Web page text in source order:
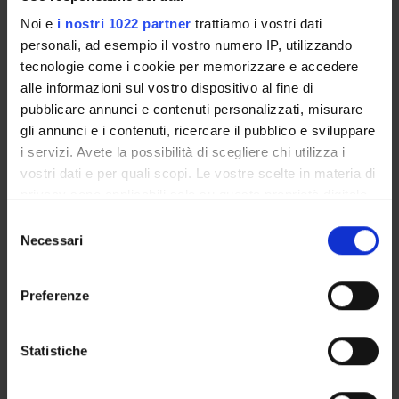
Noi e i nostri 1022 partner trattiamo i vostri dati
personali, ad esempio il vostro numero IP, utilizzando
tecnologie come i cookie per memorizzare e accedere
alle informazioni sul vostro dispositivo al fine di
pubblicare annunci e contenuti personalizzati, misurare
gli annunci e i contenuti, ricercare il pubblico e sviluppare
i servizi. Avete la possibilità di scegliere chi utilizza i
vostri dati e per quali scopi. Le vostre scelte in materia di
modificare o revocare il proprio consenso in qualsiasi
momento dalla Dichiarazione sui cookie o facendo clic
raccogliere informazioni sulla tua posizione
geografica, con un'approssimazione di qualche
delNecessari
Preferenze
Statistiche
Calendario esami
Bacheca avvisi
Proposte tesi e stage
Organi collegiali e di governo
Docenti
OFFERTA FORMATIVA
DOTTORATI, MASTER E FORMAZIONE SUPERIORE
Contatti
Luoghi